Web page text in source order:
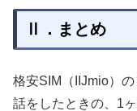
Ⅱ．まとめ
格安SIM（IIJmio）
話をしたときの、1